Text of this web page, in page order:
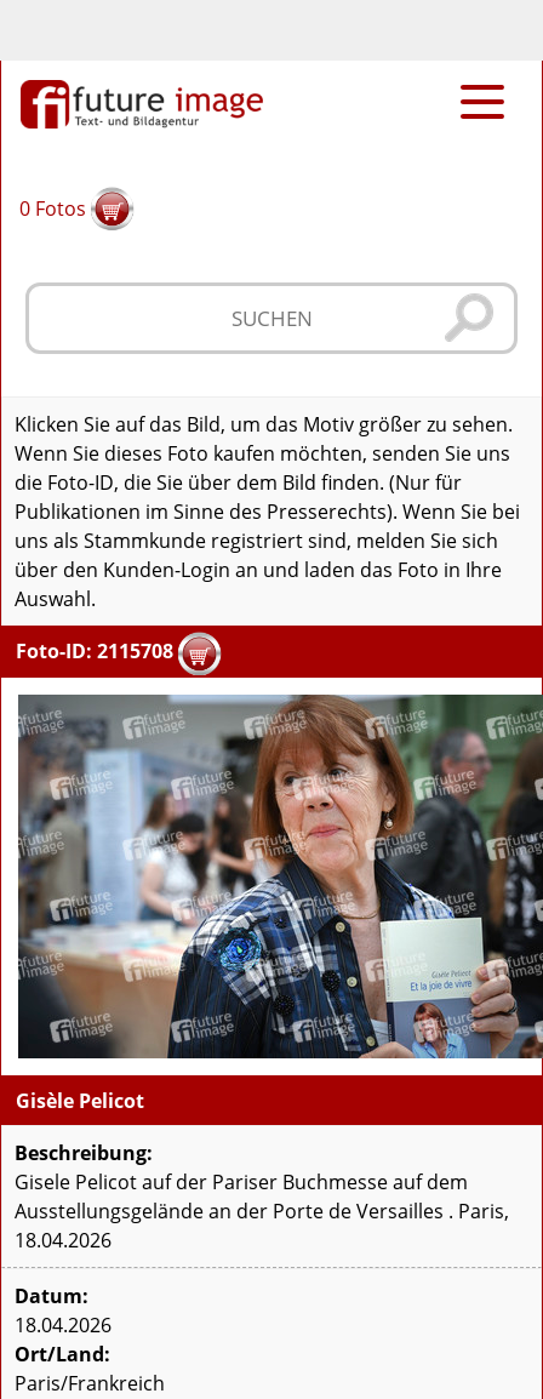
0 Fotos
Klicken Sie auf das Bild, um das Motiv größer zu sehen.
Wenn Sie dieses Foto kaufen möchten, senden Sie uns
die Foto-ID, die Sie über dem Bild finden. (Nur für
Publikationen im Sinne des Presserechts). Wenn Sie bei
uns als Stammkunde registriert sind, melden Sie sich
über den Kunden-Login an und laden das Foto in Ihre
Auswahl.
Foto-ID: 2115708
Gisèle Pelicot
Beschreibung:
Gisele Pelicot auf der Pariser Buchmesse auf dem
Ausstellungsgelände an der Porte de Versailles . Paris,
18.04.2026
Datum:
18.04.2026
Ort/Land:
Paris/Frankreich